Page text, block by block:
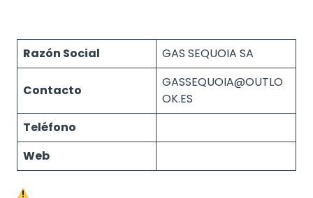
Razón Social GAS SEQUOIA SA
Contacto
GASSEQUOIA@OUTLO
OK.ES
Teléfono
Web